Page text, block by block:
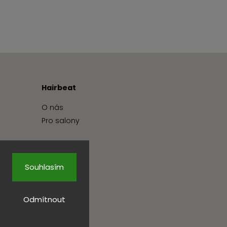
Odmítnout
Souhlasím
Hairbeat
O nás
Pro salony